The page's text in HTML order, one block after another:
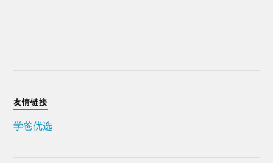
友情链接
学爸优选